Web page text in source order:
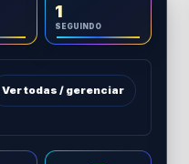
1
SEGUINDO
Ver todas / gerenciar